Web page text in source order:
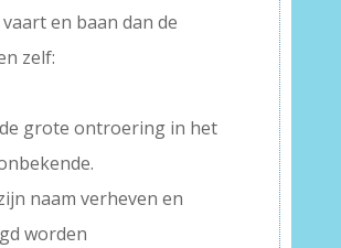
en baan dan de
zelf:
grote ontroering in het
naam verheven en
worden